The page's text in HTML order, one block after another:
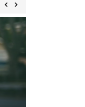
Great Place to Work® :